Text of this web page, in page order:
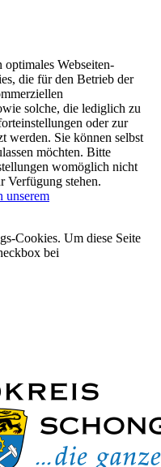
Webseiten-
die für den Betrieb der
solche, die lediglich zu
oder zur
werden. Sie können selbst
möchten. Bitte
womöglich nicht
Verfügung stehen.
unserem
Cookies. Um diese Seite
bei